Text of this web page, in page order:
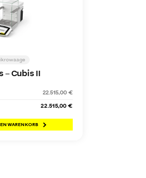
–Cubis II
22.515,00 €
22.515,00 €
WARENKORB